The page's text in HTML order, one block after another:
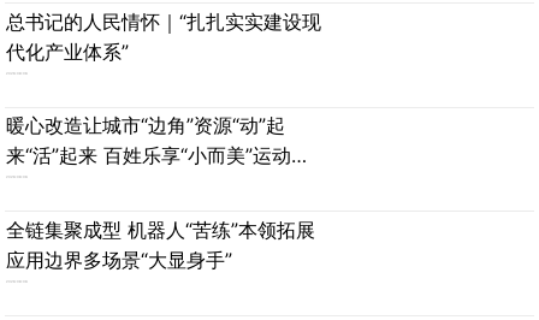
总书记的人民情怀｜“扎扎实实建设现
代化产业体系”
2026-08-06
暖心改造让城市“边角”资源“动”起
来“活”起来 百姓乐享“小而美”运动空
间
2026-08-06
全链集聚成型 机器人“苦练”本领拓展
应用边界多场景“大显身手”
2026-08-06